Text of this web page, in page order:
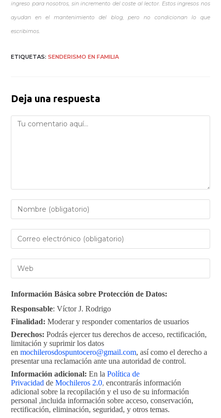
ingreso para nosotros, sin incremento del coste al lector. Estos ingresos nos
ayudan en el mantenimiento del blog, pero no condicionan lo que
escribimos.
ETIQUETAS:SENDERISMO EN FAMILIA
Deja una respuesta
Información Básica sobre Protección de Datos:
Responsable: Víctor J. Rodrigo
Finalidad:Moderar y responder comentarios de usuarios
Derechos:Podrás ejercer tus derechos de acceso, rectificación,
limitación y suprimir los datos
enmochilerosdospuntocero@gmail.com, así como el derecho a
presentar una reclamación ante una autoridad de control.
Información adicional: En laPolítica de
Privacidad deMochileros 2.0, encontrarás información
adicional sobre la recopilación y el uso de su información
personal ,incluida información sobre acceso, conservación,
rectificación, eliminación, seguridad, y otros temas.